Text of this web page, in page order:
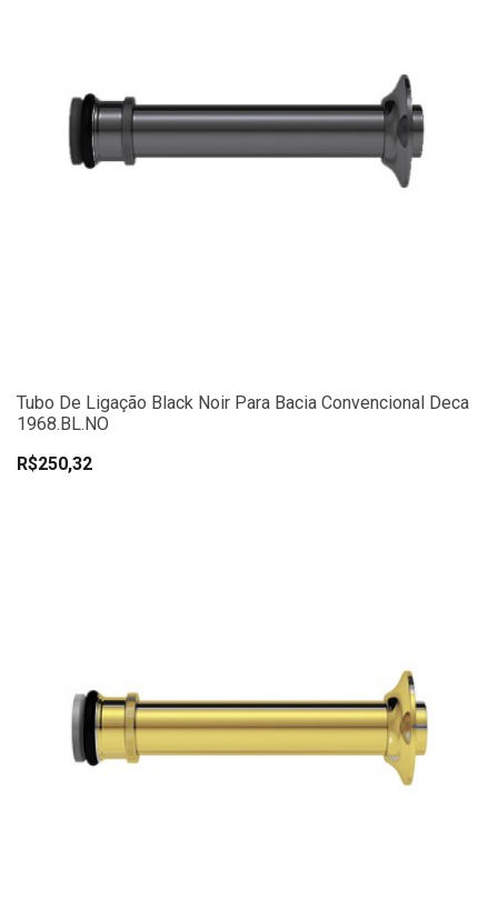
Tubo De Ligação Black Noir Para Bacia Convencional Deca
1968.BL.NO
R$250,32